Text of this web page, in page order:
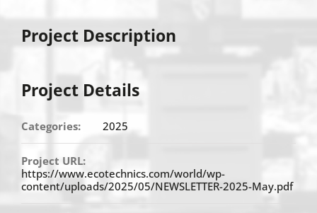
Project Description
Project Details
Categories: 2025
Project URL:
https://www.ecotechnics.com/world/wp-
content/uploads/2025/05/NEWSLETTER-2025-May.pdf